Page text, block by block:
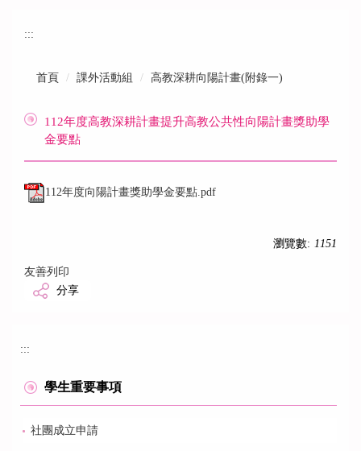
:::
首頁 課外活動組 高教深耕向陽計畫(附錄一)
112年度高教深耕計畫提升高教公共性向陽計畫獎助學
金要點
112年度向陽計畫獎助學金要點.pdf
瀏覽數: 1151
友善列印
分享
:::
學生重要事項
社團成立申請